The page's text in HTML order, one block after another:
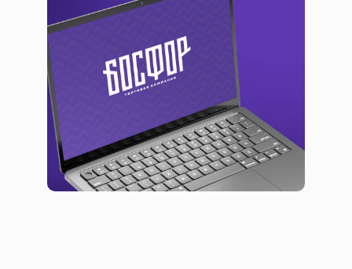
Презентация о бизнесе для бизнеса
Брендинг Презентации